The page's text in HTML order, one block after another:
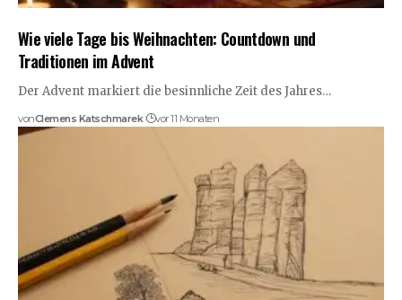
Wie viele Tage bis Weihnachten: Countdown und
Traditionen im Advent
Der Advent markiert die besinnliche Zeit des Jahres…
vonClemens Katschmarek vor 11 Monaten